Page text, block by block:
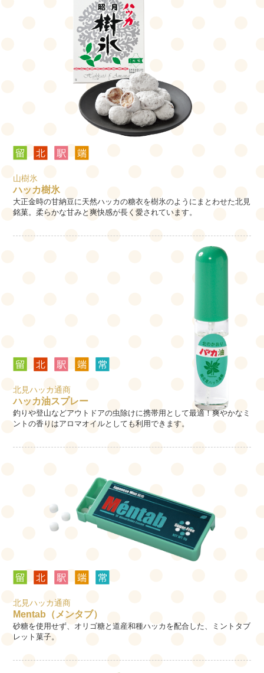
山樹氷
ハッカ樹氷
大正金時の甘納豆に天然ハッカの糖衣を樹氷のようにまとわせた北見
銘菓。柔らかな甘みと爽快感が長く愛されています。
北見ハッカ通商
ハッカ油スプレー
釣りや登山などアウトドアの虫除けに携帯用として最適！爽やかなミ
ントの香りはアロマオイルとしても利用できます。
北見ハッカ通商
Mentab（メンタブ）
砂糖を使用せず、オリゴ糖と道産和種ハッカを配合した、ミントタブ
レット菓子。